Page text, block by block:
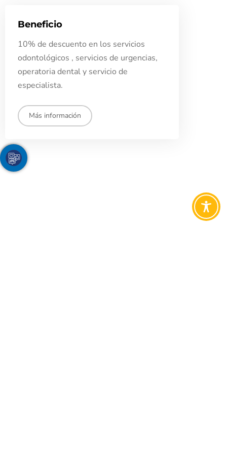
Beneficio
10% de descuento en los servicios
odontológicos , servicios de urgencias,
operatoria dental y servicio de
especialista.
Más información
Youtube
Facebook
Twitter
TikTok
Instagram